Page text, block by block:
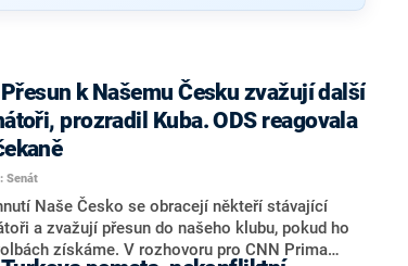
prozradil Kuba. ODS reagovala
Senát
Naše Česko se obracejí někteří stávající
a zvažují přesun do našeho klubu, pokud ho
získáme. V rozhovoru pro CNN Prima